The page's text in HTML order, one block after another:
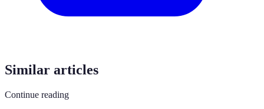
Similar articles
Continue reading